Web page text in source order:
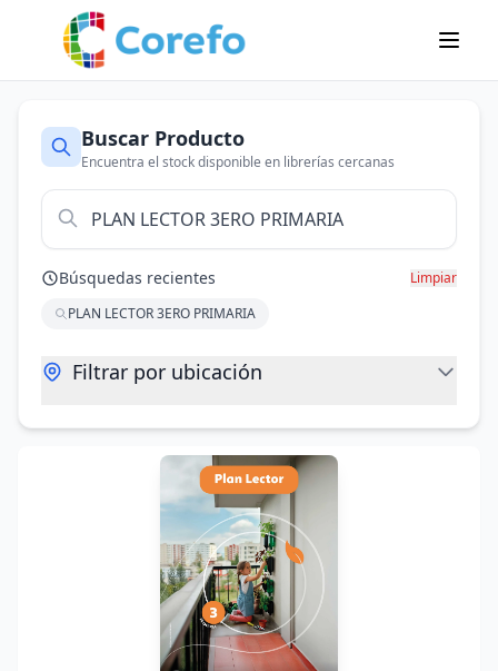
Buscar Producto
Encuentra el stock disponible en librerías cercanas
Búsquedas recientes
Limpiar
PLAN LECTOR 3ERO PRIMARIA
Filtrar por ubicación